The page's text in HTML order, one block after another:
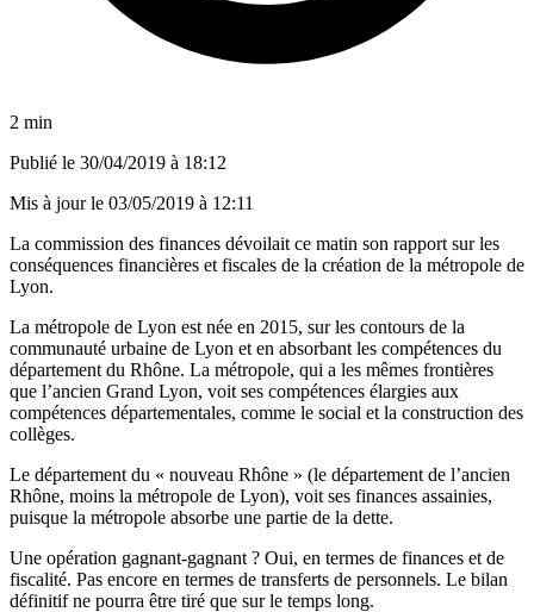
2 min
Publié le 30/04/2019 à 18:12
Mis à jour le 03/05/2019 à 12:11
La commission des finances dévoilait ce matin son rapport sur les
conséquences financières et fiscales de la création de la métropole de
Lyon.
La métropole de Lyon est née en 2015, sur les contours de la
communauté urbaine de Lyon et en absorbant les compétences du
département du Rhône. La métropole, qui a les mêmes frontières
que l’ancien Grand Lyon, voit ses compétences élargies aux
compétences départementales, comme le social et la construction des
collèges.
Le département du « nouveau Rhône » (le département de l’ancien
Rhône, moins la métropole de Lyon), voit ses finances assainies,
puisque la métropole absorbe une partie de la dette.
Une opération gagnant-gagnant ? Oui, en termes de finances et de
fiscalité. Pas encore en termes de transferts de personnels. Le bilan
définitif ne pourra être tiré que sur le temps long.